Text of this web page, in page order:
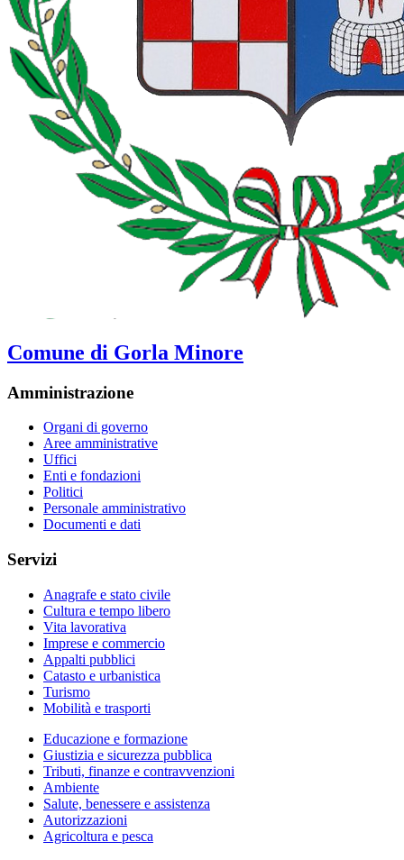
Comune di Gorla Minore
Amministrazione
Organi di governo
Aree amministrative
Uffici
Enti e fondazioni
Politici
Personale amministrativo
Documenti e dati
Servizi
Anagrafe e stato civile
Cultura e tempo libero
Vita lavorativa
Imprese e commercio
Appalti pubblici
Catasto e urbanistica
Turismo
Mobilità e trasporti
Educazione e formazione
Giustizia e sicurezza pubblica
Tributi, finanze e contravvenzioni
Ambiente
Salute, benessere e assistenza
Autorizzazioni
Agricoltura e pesca